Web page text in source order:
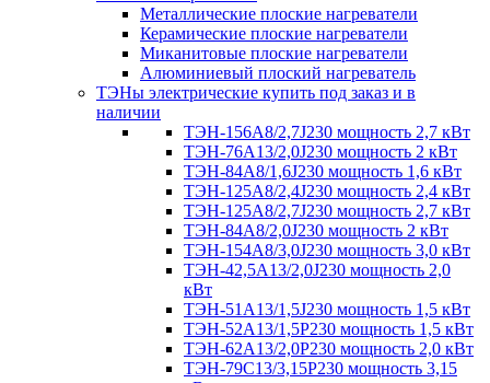
Металлические плоские нагреватели
Керамические плоские нагреватели
Миканитовые плоские нагреватели
Алюминиевый плоский нагреватель
ТЭНы электрические купить под заказ и в
наличии
ТЭН-156А8/2,7J230 мощность 2,7 кВт
ТЭН-76А13/2,0J230 мощность 2 кВт
ТЭН-84А8/1,6J230 мощность 1,6 кВт
ТЭН-125А8/2,4J230 мощность 2,4 кВт
ТЭН-125А8/2,7J230 мощность 2,7 кВт
ТЭН-84А8/2,0J230 мощность 2 кВт
ТЭН-154А8/3,0J230 мощность 3,0 кВт
ТЭН-42,5А13/2,0J230 мощность 2,0
кВт
ТЭН-51А13/1,5J230 мощность 1,5 кВт
ТЭН-52А13/1,5Р230 мощность 1,5 кВт
ТЭН-62А13/2,0Р230 мощность 2,0 кВт
ТЭН-79С13/3,15Р230 мощность 3,15